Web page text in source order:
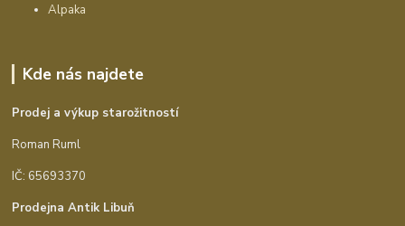
Alpaka
Kde nás najdete
Prodej a výkup starožitností
Roman Ruml
IČ: 65693370
Prodejna Antik Libuň